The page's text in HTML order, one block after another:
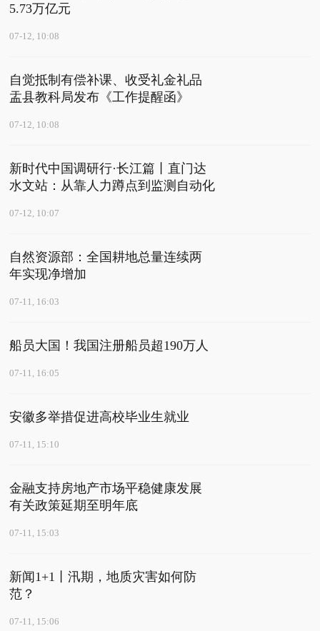
5.73万亿元
07-12, 10:08
自觉抵制有偿补课、收受礼金礼品
盂县教科局发布《工作提醒函》
07-12, 10:08
新时代中国调研行·长江篇丨直门达
水文站：从靠人力蹲点到监测自动化
07-12, 10:07
自然资源部：全国耕地总量连续两
年实现净增加
07-11, 16:03
船员大国！我国注册船员超190万人
07-11, 16:05
安徽多举措促进高校毕业生就业
07-11, 15:10
金融支持房地产市场平稳健康发展
有关政策延期至明年底
07-11, 15:03
新闻1+1丨汛期，地质灾害如何防
范？
07-11, 15:06